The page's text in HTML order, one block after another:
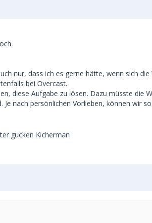
nur, dass ich es gerne hätte, wenn sich
bei Overcast.
diese Aufgabe zu lösen. Dazu müsste die
nach persönlichen Vorlieben, können wir
gucken Kicherman